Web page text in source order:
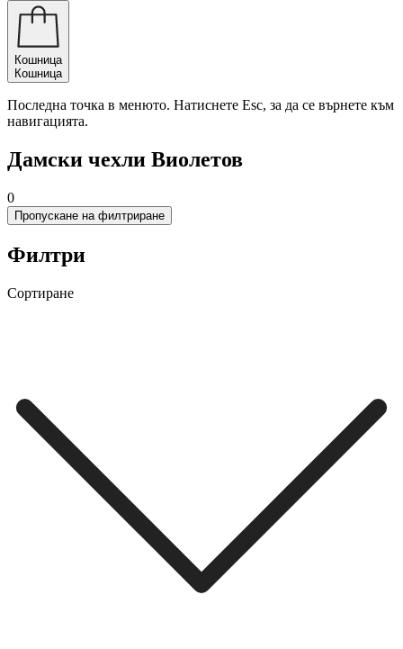
Кошница
Кошница
Последна точка в менюто. Натиснете Esc, за да се върнете към
навигацията.
Дамски чехли Виолетов
0
Пропускане на филтриране
Филтри
Сортиране